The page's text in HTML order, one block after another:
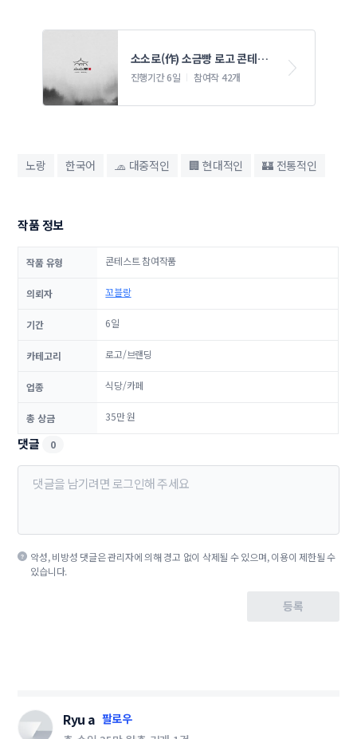
소소로(作) 소금빵 로고 콘테스
트
진행기간 6일 참여작 42개
노랑 한국어 🧢 대중적인 🏢 현대적인 🏰 전통적인
작품 정보
작품 유형 콘테스트 참여작품
의뢰자 꼬블랑
기간 6일
카테고리 로고/브랜딩
업종 식당/카페
총 상금 35만 원
댓글 0
악성, 비방성 댓글은 관리자에 의해 경고 없이 삭제될 수 있으며, 이용이 제한될 수
있습니다.
등록
Ryu a 팔로우